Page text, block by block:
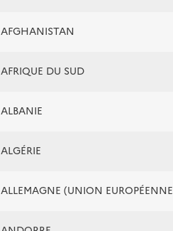
AFGHANISTAN
AFRIQUE DU SUD
ALBANIE
ALGÉRIE
ALLEMAGNE (UNION